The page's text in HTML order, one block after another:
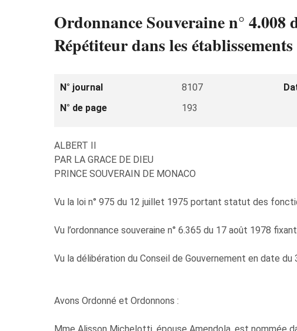
Ordonnance Souveraine n°
Répétiteur dans les
N° journal 8107
N° de page
193
ALBERT II
PAR LA GRACE DE DIEU
PRINCE SOUVERAIN DE MONACO
Vu la loi n° 975 du 12 juillet 1975 portant statut des
Vu l’ordonnance souveraine n° 6.365 du 17 août 1978
Vu la délibération du Conseil de Gouvernement en date
Avons Ordonné et Ordonnons :